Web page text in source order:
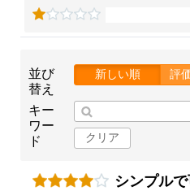
並び
替え
新しい順 評
キー
ワー
ド
クリア
シンプル